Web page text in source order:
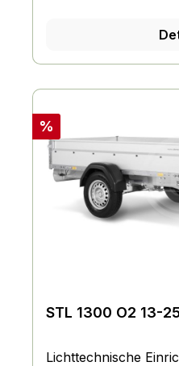
Rabatt
%
STL 1300 O2 13-
Lichttechnische